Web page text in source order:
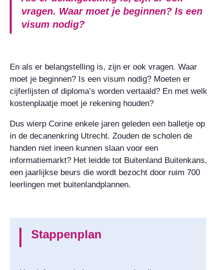
vragen. Waar moet je beginnen? Is een
visum nodig?
En als er belangstelling is, zijn er ook vragen. Waar
moet je beginnen? Is een visum nodig? Moeten er
cijferlijsten of diploma’s worden vertaald? En met welk
kostenplaatje moet je rekening houden?
Dus wierp Corine enkele jaren geleden een balletje op
in de decanenkring Utrecht. Zouden de scholen de
handen niet ineen kunnen slaan voor een
informatiemarkt? Het leidde tot Buitenland Buitenkans,
een jaarlijkse beurs die wordt bezocht door ruim 700
leerlingen met buitenlandplannen.
Stappenplan